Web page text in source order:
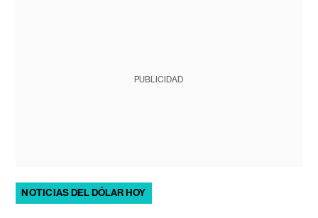
PUBLICIDAD
NOTICIAS DEL DÓLAR HOY